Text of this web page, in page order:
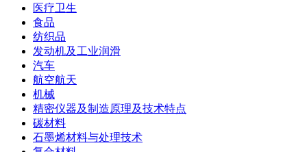
医疗卫生
食品
纺织品
发动机及工业润滑
汽车
航空航天
机械
精密仪器及制造原理及技术特点
碳材料
石墨烯材料与处理技术